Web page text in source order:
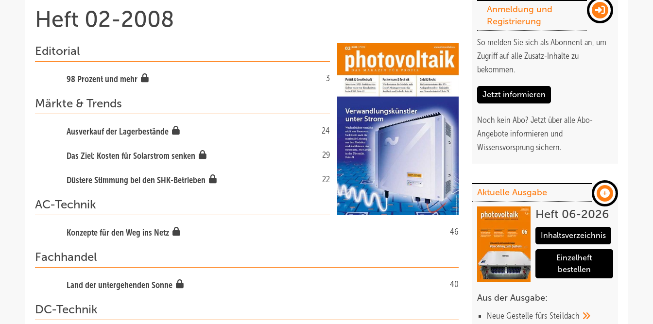
Heft 02-2008
Editorial
3
98 Prozent und mehr
Märkte & Trends
24
Ausverkauf der Lagerbestände
29
Das Ziel: Kosten für Solarstrom senken
22
Düstere Stimmung bei den SHK-Betrieben
AC-Technik
46
Konzepte für den Weg ins Netz
Fachhandel
40
Land der untergehenden Sonne
DC-Technik
Anmeldung und
Registrierung
So melden Sie sich als Abonnent an, um
Zugriff auf alle Zusatz-Inhalte zu
bekommen.
Jetzt informieren
Noch kein Abo? Jetzt über alle Abo-
Angebote informieren und
Wissensvorsprung sichern.
Aktuelle Ausgabe
Heft 06-2026
Inhaltsverzeichnis
Einzelheft
bestellen
Aus der Ausgabe:
Neue Gestelle fürs Steildach